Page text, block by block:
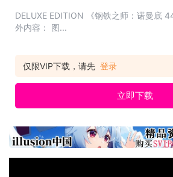
DELUXE EDITION 《钢铁之师：诺曼底
外内容： 图...
仅限VIP下载，请先 登录
立即下载